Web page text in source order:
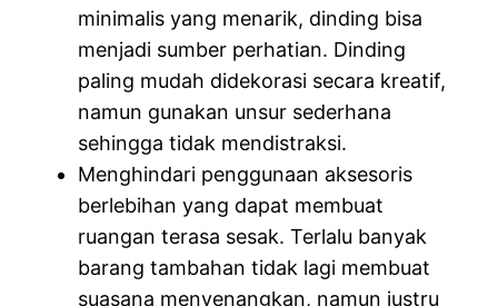
minimalis yang menarik, dinding bisa
menjadi sumber perhatian. Dinding
paling mudah didekorasi secara kreatif,
namun gunakan unsur sederhana
sehingga tidak mendistraksi.
Menghindari penggunaan aksesoris
berlebihan yang dapat membuat
ruangan terasa sesak. Terlalu banyak
barang tambahan tidak lagi membuat
suasana menyenangkan, namun justru